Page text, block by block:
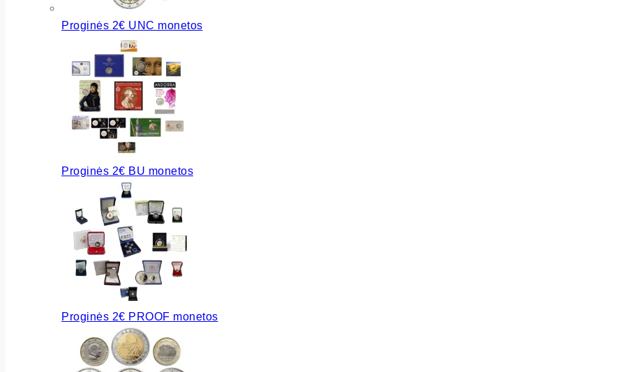
Proginės 2€ UNC monetos
Proginės 2€ BU monetos
Proginės 2€ PROOF monetos